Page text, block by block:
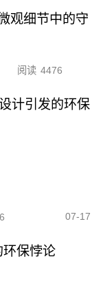
观细节中的守
阅读 4476
计引发的环保
07-17
保悖论